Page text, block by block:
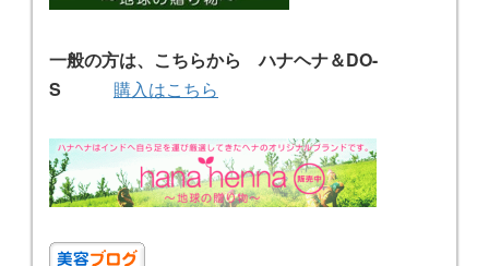
一般の方は、こちらから ハナヘナ＆DO-
S
購入はこちら